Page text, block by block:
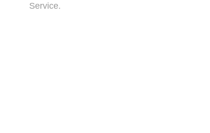
Service.